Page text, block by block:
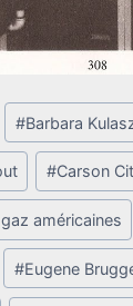
#Barbara
#Carson
américaines
#Eugene